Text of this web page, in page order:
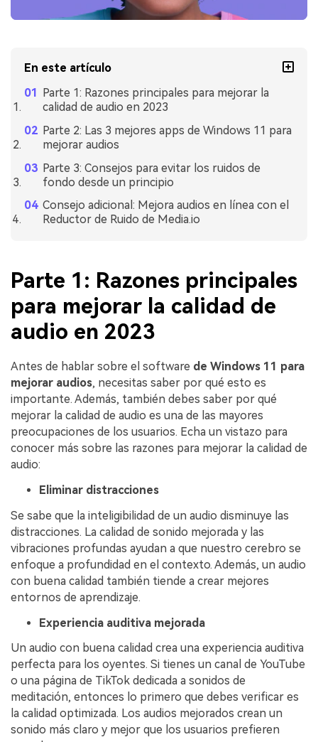
En este artículo
Parte 1: Razones principales para mejorar la
calidad de audio en 2023
Parte 2: Las 3 mejores apps de Windows 11 para
mejorar audios
Parte 3: Consejos para evitar los ruidos de
fondo desde un principio
Consejo adicional: Mejora audios en línea con el
Reductor de Ruido de Media.io
Parte 1: Razones principales
para mejorar la calidad de
audio en 2023
Antes de hablar sobre el software de Windows 11 para
mejorar audios, necesitas saber por qué esto es
importante. Además, también debes saber por qué
mejorar la calidad de audio es una de las mayores
preocupaciones de los usuarios. Echa un vistazo para
conocer más sobre las razones para mejorar la calidad de
audio:
Eliminar distracciones
Se sabe que la inteligibilidad de un audio disminuye las
distracciones. La calidad de sonido mejorada y las
vibraciones profundas ayudan a que nuestro cerebro se
enfoque a profundidad en el contexto. Además, un audio
con buena calidad también tiende a crear mejores
entornos de aprendizaje.
Experiencia auditiva mejorada
Un audio con buena calidad crea una experiencia auditiva
perfecta para los oyentes. Si tienes un canal de YouTube
o una página de TikTok dedicada a sonidos de
meditación, entonces lo primero que debes verificar es
la calidad optimizada. Los audios mejorados crean un
sonido más claro y mejor que los usuarios prefieren